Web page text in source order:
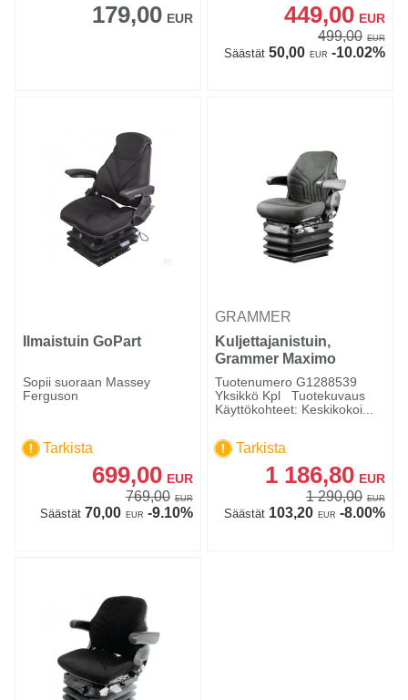
179,00 EUR 449,00 EUR
499,00 EUR
Säästät50,00 EUR -10.02%
Ilmaistuin GoPart
Sopii suoraan Massey
Ferguson
Tarkista
699,00 EUR
769,00 EUR
Säästät70,00 EUR -9.10%
GRAMMER
Kuljettajanistuin,
Grammer Maximo
Comfort
Tuotenumero G1288539
Yksikkö Kpl Tuotekuvaus
Käyttökohteet: Keskikokoi...
Tarkista
1 186,80 EUR
1 290,00 EUR
Säästät103,20 EUR -8.00%